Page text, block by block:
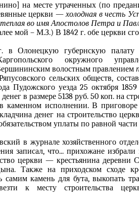
на месте утраченных (по
церкви —холодная в честь
теплая во имя Апостолов Петра и
мой – М.З.) В 1842 г. обе церкви
в Олонецкую губернскую палату
окружного
волостным правлением
сельских обществ,
Пудожского уезда 25 октября
в размере 5138 руб. 50 коп. на
каменном исполнении. В
денег на строительство
уплаты по равной
в журнале хозяйственного
записал, что... прихожане
церкви — крестьянина деревни
Также на приходском сходе
самим камень для бута, выкопать
к месту строительства